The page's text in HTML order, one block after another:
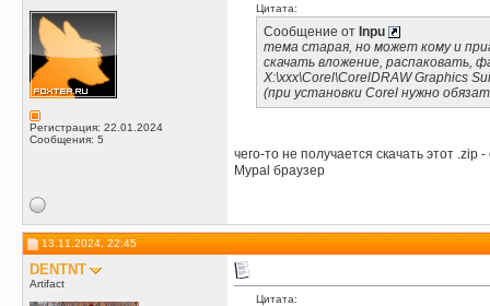
Регистрация: 22.01.2024
Сообщения: 5
Цитата:
Сообщение от Inpu
тема старая, но может кому и
скачать вложение, распаковать,
X:\xxx\Corel\CorelDRAW Graphics
(при установки Corel нужно
чего-то не получается скачать этот .zip
Mypal браузер
13.11.2024, 22:45
DENTNT
Artifact
Цитата: